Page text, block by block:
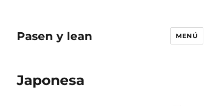
Pasen y lean MENÚ
Japonesa